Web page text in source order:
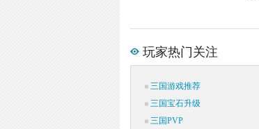
玩家热门关注
三国游戏推荐
三国宝石升级
三国PVP